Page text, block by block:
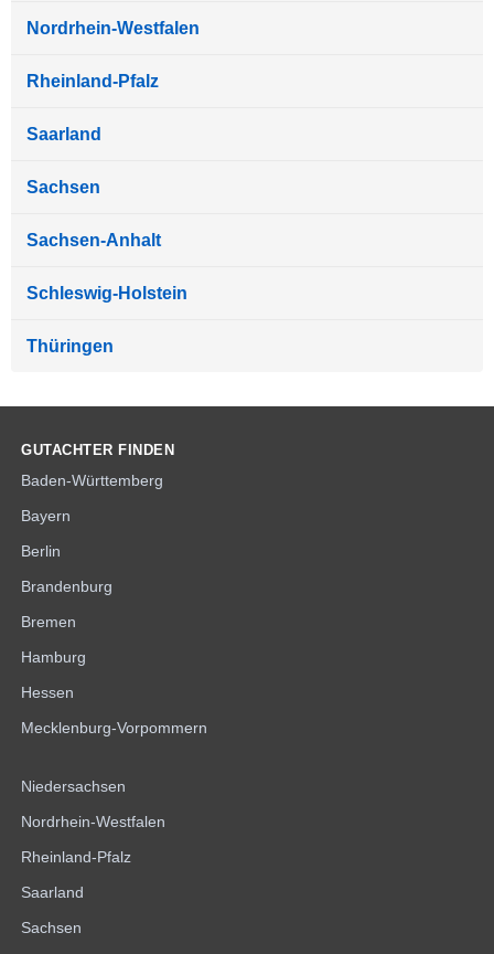
Nordrhein-Westfalen
Rheinland-Pfalz
Saarland
Sachsen
Sachsen-Anhalt
Schleswig-Holstein
Thüringen
GUTACHTER FINDEN
Baden-Württemberg
Bayern
Berlin
Brandenburg
Bremen
Hamburg
Hessen
Mecklenburg-Vorpommern
Niedersachsen
Nordrhein-Westfalen
Rheinland-Pfalz
Saarland
Sachsen